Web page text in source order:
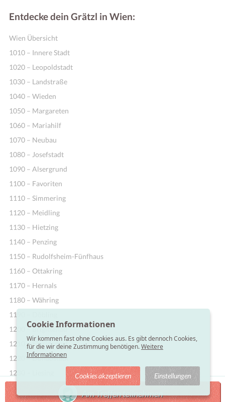
Am Treffen teilnehmen
Entdecke dein Grätzl in Wien:
Wien Übersicht
1010 – Innere Stadt
1020 – Leopoldstadt
1030 – Landstraße
1040 – Wieden
1050 – Margareten
1060 – Mariahilf
1070 – Neubau
1080 – Josefstadt
1090 – Alsergrund
1100 – Favoriten
1110 – Simmering
1120 – Meidling
1130 – Hietzing
1140 – Penzing
1150 – Rudolfsheim-Fünfhaus
1160 – Ottakring
1170 – Hernals
1180 – Währing
1190 – Döbling
1200 – Brigittenau
1210 – Floridsdorf
1220 – Donaustadt
1230 – Liesing
Cookie Informationen
Wir kommen fast ohne Cookies aus. Es gibt dennoch Cookies,
für die wir deine Zustimmung benötigen.Weitere
Informationen
Cookies akzeptieren Einstellungen